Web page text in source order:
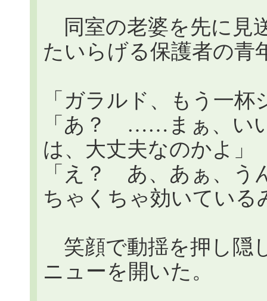
同室の老婆を先に見
たいらげる保護者の青
「ガラルド、もう一
「あ？ ……まぁ、い
は、大丈夫なのかよ」
「え？ あ、あぁ、
ちゃくちゃ効いている
笑顔で動揺を押し隠
ニューを開いた。